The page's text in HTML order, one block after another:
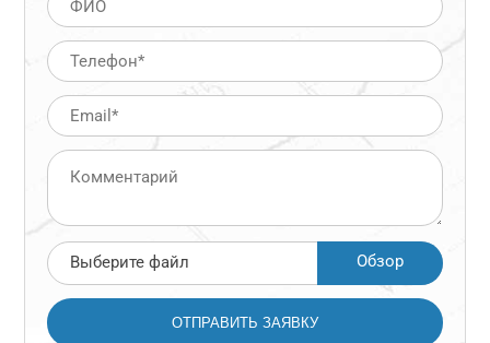
Выберите файл Обзор